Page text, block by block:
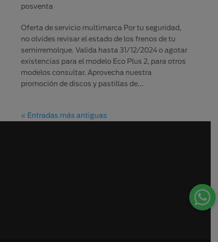
posventa
Oferta de servicio multimarca Por tu seguridad,
no olvides revisar el estado de los frenos de tu
semirremolque. Valida hasta 31/12/2024 o agotar
existencias para el modelo Eco Plus 2, para otros
modelos consultar. Aprovecha nuestra
promoción de discos y pastillas de...
« Entradas más antiguas